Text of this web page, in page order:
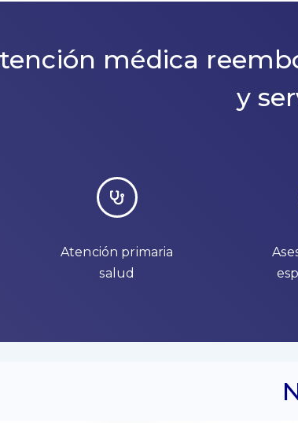
médica
y
Atención primaria
salud